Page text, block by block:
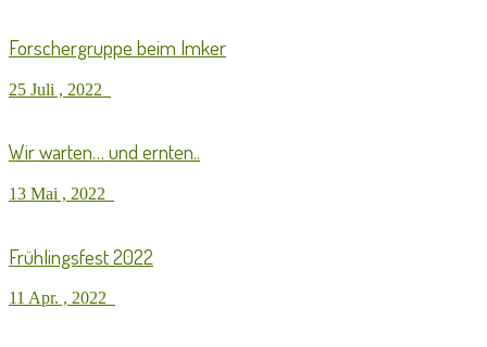
Forschergruppe beim Imker
25 Juli , 2022
Wir warten… und ernten..
13 Mai , 2022
Frühlingsfest 2022
11 Apr. , 2022